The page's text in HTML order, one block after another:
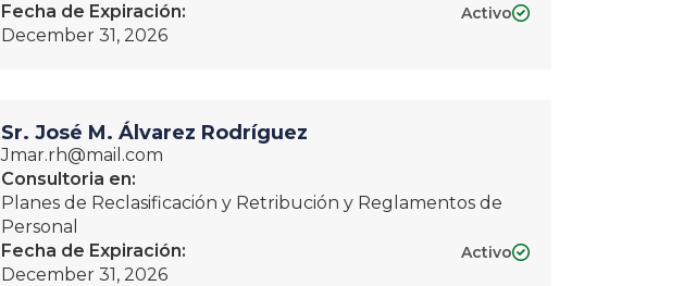
Fecha de Expiración:
December 31, 2026
Activo
Sr. José M. Álvarez Rodríguez
Jmar.rh@mail.com
Consultoria en:
Planes de Reclasificación y Retribución y Reglamentos de
Personal
Fecha de Expiración:
December 31, 2026
Activo